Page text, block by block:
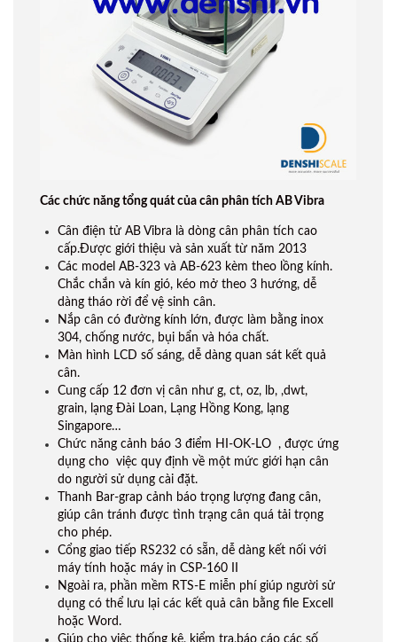
Các chức năng tổng quát của cân phân tích AB Vibra
Cân điện tử AB Vibra là dòng cân phân tích cao
cấp.Được giới thiệu và sản xuất từ năm 2013
Các model AB-323 và AB-623 kèm theo lồng kính.
Chắc chắn và kín gió, kéo mở theo 3 hướng, dễ
dàng tháo rời để vệ sinh cân.
Nắp cân có đường kính lớn, được làm bằng inox
304, chống nước, bụi bẩn và hóa chất.
Màn hình LCD số sáng, dễ dàng quan sát kết quả
cân.
Cung cấp 12 đơn vị cân như g, ct, oz, lb, ,dwt,
grain, lạng Đài Loan, Lạng Hồng Kong, lạng
Singapore…
Chức năng cảnh báo 3 điểm HI-OK-LO , được ứng
dụng cho việc quy định về một mức giới hạn cân
do người sử dụng cài đặt.
Thanh Bar-grap cảnh báo trọng lượng đang cân,
giúp cân tránh được tình trạng cân quá tải trọng
cho phép.
Cổng giao tiếp RS232 có sẵn, dễ dàng kết nối với
máy tính hoặc máy in CSP-160 II
Ngoài ra, phần mềm RTS-E miễn phí giúp người sử
dụng có thể lưu lại các kết quả cân bằng file Excell
hoặc Word.
Giúp cho việc thống kê, kiểm tra,báo cáo các số